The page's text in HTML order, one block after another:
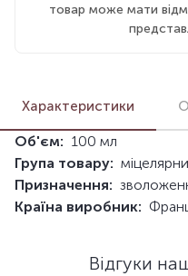
товар може мати
Характеристики
Об'єм: 100 мл
Група товару:
Призначення:
Країна виробник:
Відгуки